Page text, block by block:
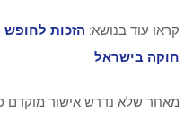
קראו עוד בנושא: הזכות לחופש
חוקה בישראל
מאחר שלא נדרש אישור